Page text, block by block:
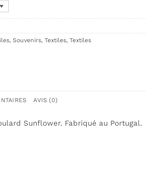
, Souvenirs, Textiles, Textiles
AVIS (0)
Sunflower. Fabriqué au Portugal.